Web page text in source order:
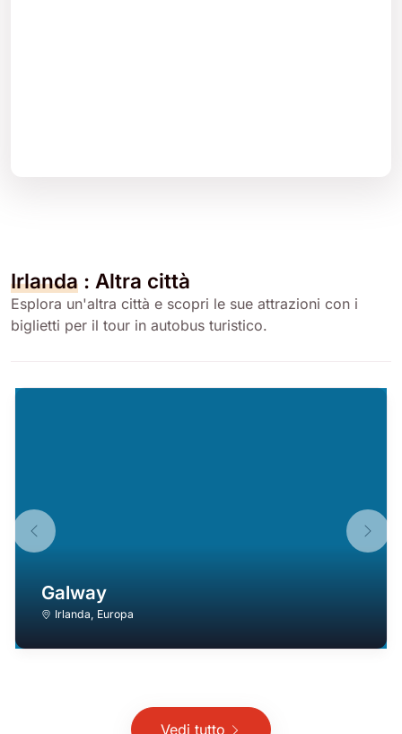
Irlanda : Altra città
Esplora un'altra città e scopri le sue attrazioni con i
biglietti per il tour in autobus turistico.
Galway
Irlanda, Europa
Vedi tutto